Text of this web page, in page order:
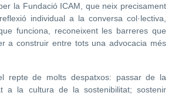
la Fundació ICAM, que neix precisament
individual a la conversa col·lectiva,
funciona, reconeixent les barreres que
a construir entre tots una advocacia més
repte de molts despatxos: passar de la
a la cultura de la sostenibilitat; sostenir